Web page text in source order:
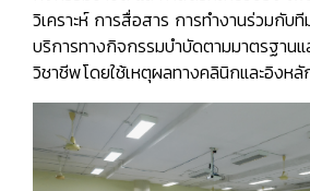
วิเคราะห์ การสื่อสาร การทำงานร่วมกับ
บริการทางกิจกรรมบำบัดตามมาตรฐาน
วิชาชีพโดยใช้เหตุผลทางคลินิกและอิงหลั